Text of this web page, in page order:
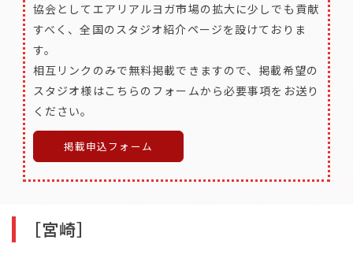
協会としてエアリアルヨガ市場の拡大に少しでも貢献
すべく、全国のスタジオ紹介ページを設けておりま
す。
相互リンクのみで無料掲載できますので、掲載希望の
スタジオ様はこちらのフォームから必要事項をお送り
ください。
掲載申込フォーム
［宮崎］